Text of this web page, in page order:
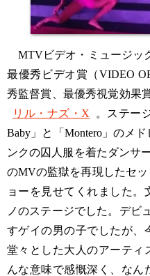
MTVビデオ・ミュージッ
最優秀ビデオ賞（VIDEO
秀監督賞、最優秀視覚効果
リル・ナズ・X
。ステー
Baby」と「Montero」のメ
ンクの囚人服を着たダンサ
のMVの監獄を再現したセ
ョーを見せてくれました。
ノのステージでした。デビ
すゲイの男の子でしたが、
堂々とした大人のアーティ
んな意味で感慨深く、なん